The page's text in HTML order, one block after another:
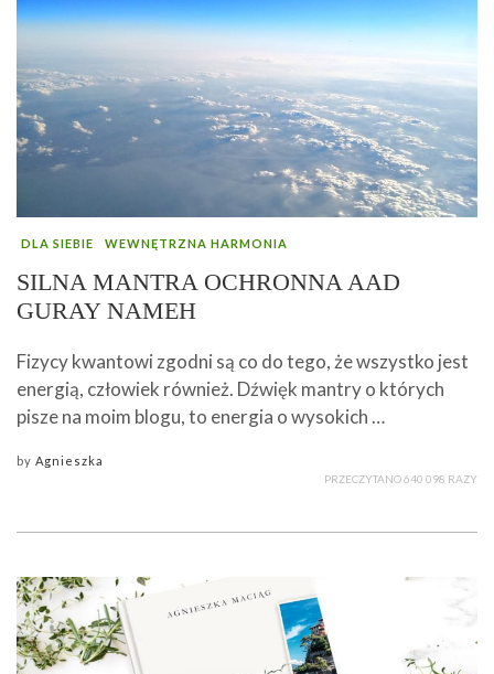
DLA SIEBIE WEWNĘTRZNA HARMONIA
SILNA MANTRA OCHRONNA AAD
GURAY NAMEH
Fizycy kwantowi zgodni są co do tego, że wszystko jest
energią, człowiek również. Dźwięk mantry o których
pisze na moim blogu, to energia o wysokich …
by Agnieszka
PRZECZYTANO 640 098 RAZY